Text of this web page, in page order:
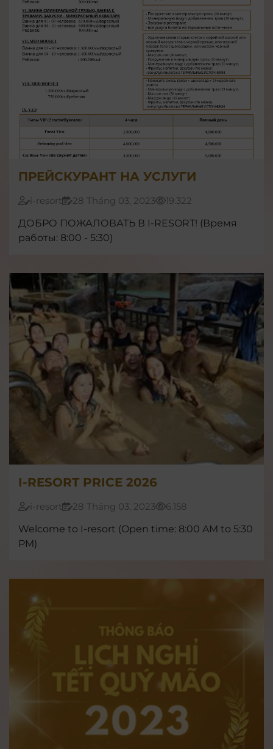
ПРЕЙСКУРАНТ НА УСЛУГИ
i-resort 28 Tháng 03, 2023
19.322
ДОБРО ПОЖАЛОВАТЬ В I-RESORT! (Время
работы: 8:00 - 5:30)
I-RESORT PRICE 2026
i-resort 28 Tháng 03, 2023
6.158
Welcome to I-resort (Open time: 8:00 AM to 5:30
PM)